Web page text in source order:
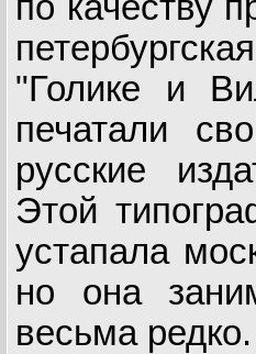
"Голике и
печатали
русские
Этой
устапала
но она
весьма редко.